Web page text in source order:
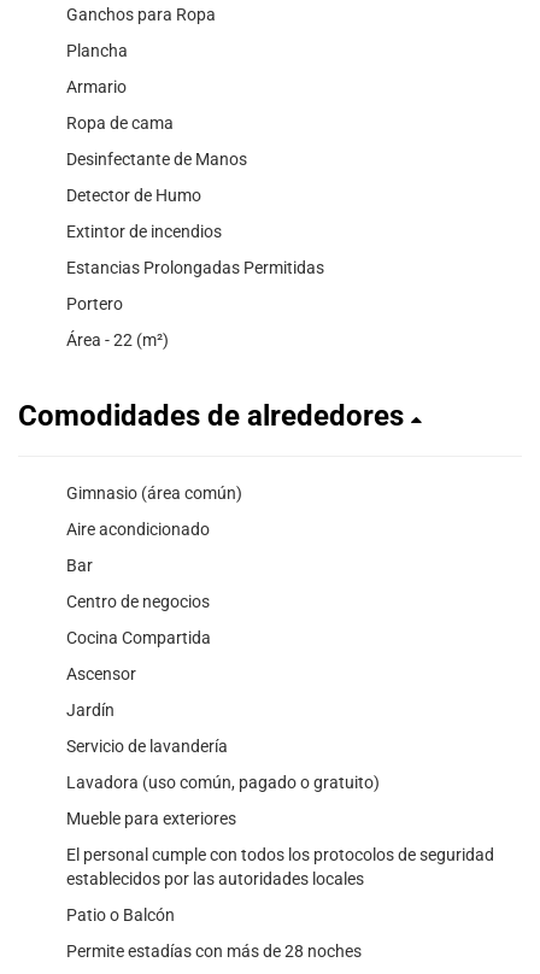
Ganchos para Ropa
Plancha
Armario
Ropa de cama
Desinfectante de Manos
Detector de Humo
Extintor de incendios
Estancias Prolongadas Permitidas
Portero
Área - 22 (m²)
Comodidades de alrededores
Gimnasio (área común)
Aire acondicionado
Bar
Centro de negocios
Cocina Compartida
Ascensor
Jardín
Servicio de lavandería
Lavadora (uso común, pagado o gratuito)
Mueble para exteriores
El personal cumple con todos los protocolos de seguridad
establecidos por las autoridades locales
Patio o Balcón
Permite estadías con más de 28 noches